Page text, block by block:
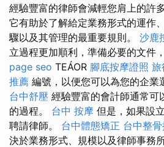
經驗豐富的律師會減輕您肩上的許
它有助於了解給定業務形式的運作
驟以及其管理的最重要規則。 沙鹿
立過程更加順利，準備必要的文件
page seo TEÁOR 腳底按摩證照 旅
推薦 編號，以便您可以為您的企業
台中舒壓 經驗豐富的會計師通常可
的過程。 台中 按摩 但是，如果設
聘請律師。 台中體態矯正 台中整
決於業務形式、規模以及律師事務